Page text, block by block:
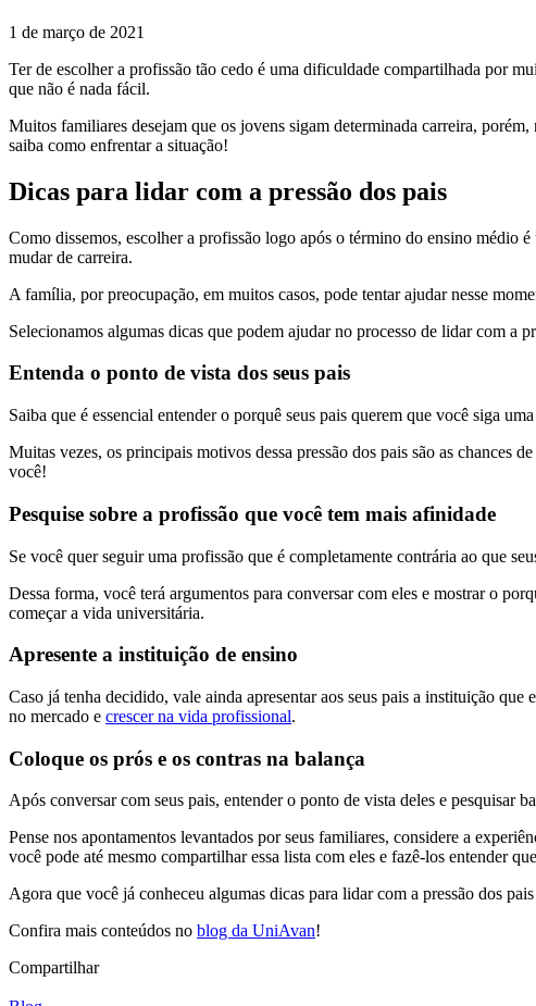
1 de março de 2021
Ter de escolher a profissão tão cedo é uma dificuldade compartilhada por
que não é nada fácil.
Muitos familiares desejam que os jovens sigam determinada carreira,
saiba como enfrentar a situação!
Dicas para lidar com a pressão dos pais
Como dissemos, escolher a profissão logo após o término do ensino médio
mudar de carreira.
A família, por preocupação, em muitos casos, pode tentar ajudar nesse
Selecionamos algumas dicas que podem ajudar no processo de lidar com a
Entenda o ponto de vista dos seus pais
Saiba que é essencial entender o porquê seus pais querem que você siga
Muitas vezes, os principais motivos dessa pressão dos pais são as chances
você!
Pesquise sobre a profissão que você tem mais afinidade
Se você quer seguir uma profissão que é completamente contrária ao que
Dessa forma, você terá argumentos para conversar com eles e mostrar o
começar a vida universitária.
Apresente a instituição de ensino
Caso já tenha decidido, vale ainda apresentar aos seus pais a instituição
no mercado e crescer na vida profissional.
Coloque os prós e os contras na balança
Após conversar com seus pais, entender o ponto de vista deles e pesquisar
Pense nos apontamentos levantados por seus familiares, considere a
você pode até mesmo compartilhar essa lista com eles e fazê-los entender
Agora que você já conheceu algumas dicas para lidar com a pressão dos
Confira mais conteúdos no blog da UniAvan!
Compartilhar